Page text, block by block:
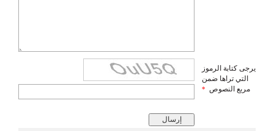
يرجى كتابة الرموز
التي تراها ضمن
مربع النصوص *